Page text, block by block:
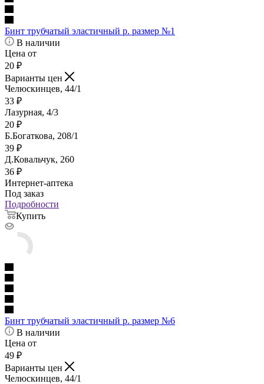
Бинт трубчатый эластичный р. размер №1
В наличии
Цена от
20 ₽
Варианты цен
Челюскинцев, 44/1
33 ₽
Лазурная, 4/3
20 ₽
Б.Богаткова, 208/1
39 ₽
Д.Ковальчук, 260
36 ₽
Интернет-аптека
Под заказ
Подробности
Купить
Бинт трубчатый эластичный р. размер №6
В наличии
Цена от
49 ₽
Варианты цен
Челюскинцев, 44/1